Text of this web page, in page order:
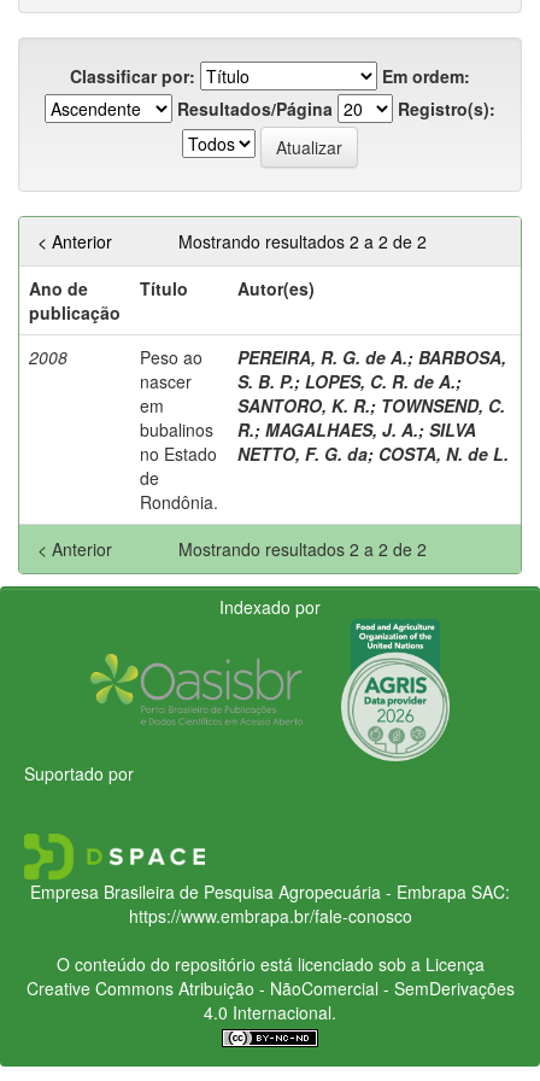
Classificar por:
Em ordem:
Resultados/Página
Registro(s):
Mostrando resultados 2 a 2 de 2
< Anterior
Ano de
publicação
Título Autor(es)
2008
Peso ao
nascer
em
bubalinos
no Estado
de
Rondônia.
PEREIRA, R. G. de A.; BARBOSA,
S. B. P.; LOPES, C. R. de A.;
SANTORO, K. R.; TOWNSEND, C.
R.; MAGALHAES, J. A.; SILVA
NETTO, F. G. da; COSTA, N. de L.
Mostrando resultados 2 a 2 de 2
< Anterior
Indexado por
Suportado por
Empresa Brasileira de Pesquisa Agropecuária - Embrapa SAC:
https://www.embrapa.br/fale-conosco
O conteúdo do repositório está licenciado sob a Licença
Creative CommonsAtribuição - NãoComercial - SemDerivações
4.0 Internacional.